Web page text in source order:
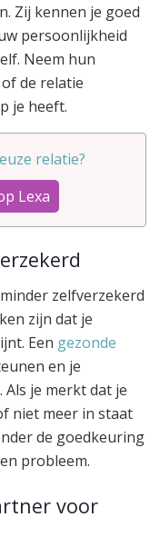
Zij kennen je goed
persoonlijkheid
Neem hun
de relatie
je heeft.
relatie?
Lexa
zelfverzekerd
zijn dat je
Een gezonde
en je
je merkt dat je
niet meer in staat
de goedkeuring
probleem.
voor